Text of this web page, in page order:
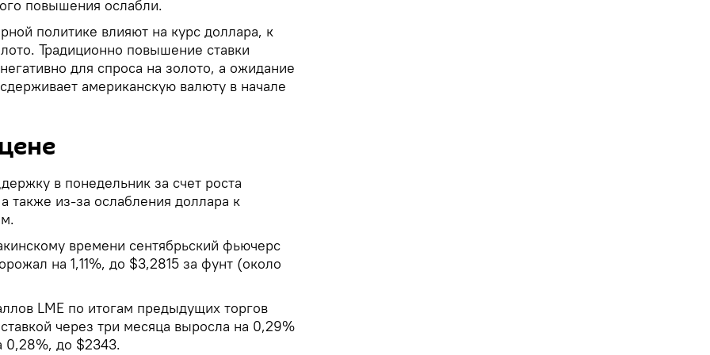
повышения ослабли.
политике влияют на курс доллара, к
Традиционно повышение ставки
для спроса на золото, а ожидание
американскую валюту в начале
в понедельник за счет роста
также из-за ослабления доллара к
времени сентябрьский фьючерс
на 1,11%, до $3,2815 за фунт (около
LME по итогам предыдущих торгов
через три месяца выросла на 0,29%
0,28%, до $2343.